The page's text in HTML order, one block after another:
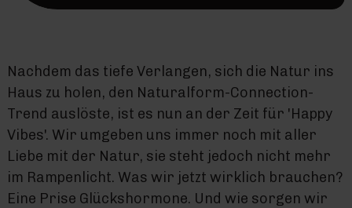
Nachdem das tiefe Verlangen, sich die Natur ins
Haus zu holen, den Naturalform-Connection-
Trend auslöste, ist es nun an der Zeit für 'Happy
Vibes'. Wir umgeben uns immer noch mit aller
Liebe mit der Natur, sie steht jedoch nicht mehr
im Rampenlicht. Was wir jetzt wirklich brauchen?
Eine Prise Glückshormone. Und wie sorgen wir